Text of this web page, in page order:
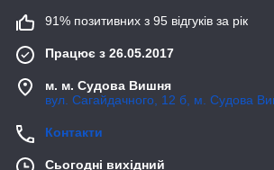
91% позитивних з 95 відгуків за рік
Працює з 26.05.2017
м. м. Судова Вишня
вул. Сагайдачного, 12 б, м. Судова
Контакти
Сьогодні вихідний